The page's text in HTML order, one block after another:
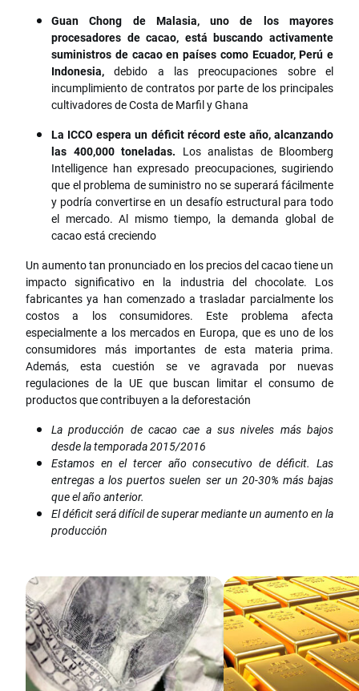
Guan Chong de Malasia, uno de los mayores
procesadores de cacao, está buscando activamente
suministros de cacao en países como Ecuador, Perú e
Indonesia,debido a las preocupaciones sobre el
incumplimiento de contratos por parte de los principales
cultivadores de Costa de Marfil y Ghana
La ICCO espera un déficit récord este año, alcanzando
las 400,000 toneladas. Los analistas de Bloomberg
Intelligence han expresado preocupaciones, sugiriendo
que el problema de suministro no se superará fácilmente
y podría convertirse en un desafío estructural para todo
el mercado. Al mismo tiempo, la demanda global de
cacao está creciendo
Un aumento tan pronunciado en los precios del cacao tiene un
impacto significativo en la industria del chocolate. Los
fabricantes ya han comenzado a trasladar parcialmente los
costos a los consumidores. Este problema afecta
especialmente a los mercados en Europa, que es uno de los
consumidores más importantes de esta materia prima.
Además, esta cuestión se ve agravada por nuevas
regulaciones de la UE que buscan limitar el consumo de
productos que contribuyen a la deforestación
La producción de cacao cae a sus niveles más bajos
desde la temporada 2015/2016
Estamos en el tercer año consecutivo de déficit. Las
entregas a los puertos suelen ser un 20-30% más bajas
que el año anterior.
El déficit será difícil de superar mediante un aumento en la
producción